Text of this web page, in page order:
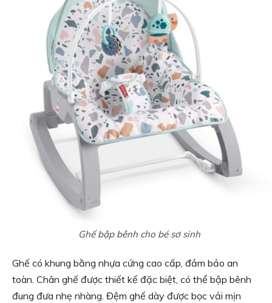
Ghế bập bênh cho bé sơ sinh
Ghế có khung bằng nhựa cứng cao cấp, đảm bảo an
toàn. Chân ghế được thiết kế đặc biệt, có thể bập bênh
đung đưa nhẹ nhàng. Đệm ghế dày được bọc vải mịn